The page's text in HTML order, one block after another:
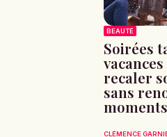
BEAUTÉ
Soirées
recaler
sans
moments
CLÉMENCE